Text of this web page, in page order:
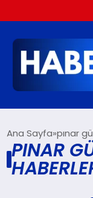
SIYASET
Ana Sayfa pınar
PINAR